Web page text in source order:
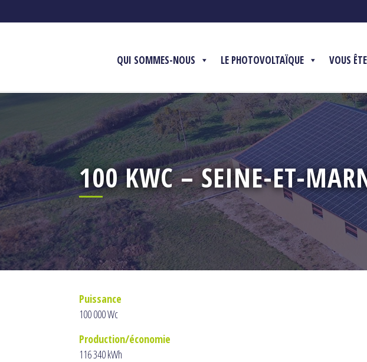
QUI SOMMES-NOUS LE PHOTOVOLTAÏQUE VOUS
100 KWC – SEINE-ET-
Puissance
100 000 Wc
Production/économie
116 340 kWh